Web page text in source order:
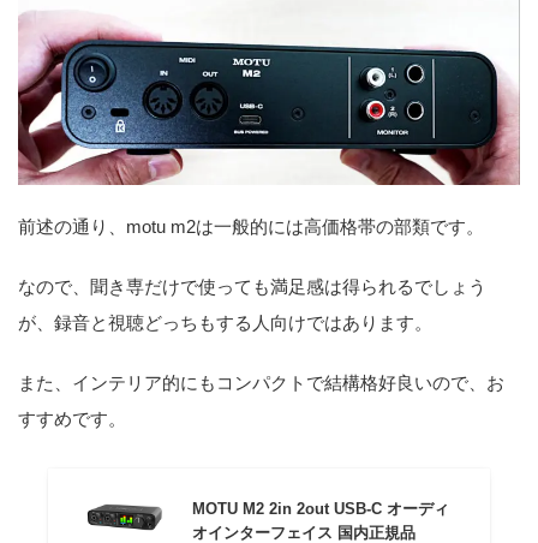
前述の通り、motu m2は一般的には高価格帯の部類です。
なので、聞き専だけで使っても満足感は得られるでしょう
が、録音と視聴どっちもする人向けではあります。
また、インテリア的にもコンパクトで結構格好良いので、お
すすめです。
MOTU M2 2in 2out USB-C オーディ
オインターフェイス 国内正規品